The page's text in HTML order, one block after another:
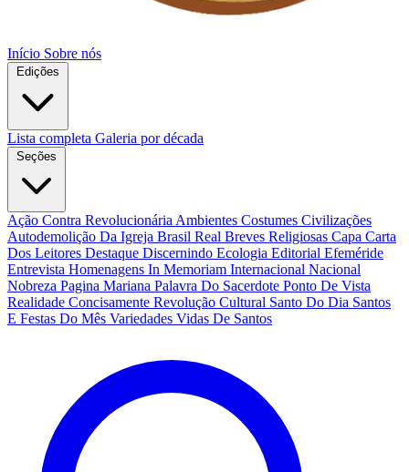
Início Sobre nós
Edições
Lista completa Galeria por década
Seções
Ação Contra Revolucionária Ambientes Costumes Civilizações
Autodemolição Da Igreja Brasil Real Breves Religiosas Capa Carta
Dos Leitores Destaque Discernindo Ecologia Editorial Efeméride
Entrevista Homenagens In Memoriam Internacional Nacional
Nobreza Pagina Mariana Palavra Do Sacerdote Ponto De Vista
Realidade Concisamente Revolução Cultural Santo Do Dia Santos
E Festas Do Mês Variedades Vidas De Santos